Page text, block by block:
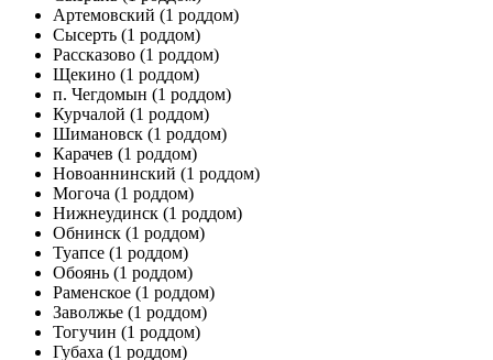
Артемовский (1 роддом)
Сысерть (1 роддом)
Рассказово (1 роддом)
Щекино (1 роддом)
п. Чегдомын (1 роддом)
Курчалой (1 роддом)
Шимановск (1 роддом)
Карачев (1 роддом)
Новоаннинский (1 роддом)
Могоча (1 роддом)
Нижнеудинск (1 роддом)
Обнинск (1 роддом)
Туапсе (1 роддом)
Обоянь (1 роддом)
Раменское (1 роддом)
Заволжье (1 роддом)
Тогучин (1 роддом)
Губаха (1 роддом)